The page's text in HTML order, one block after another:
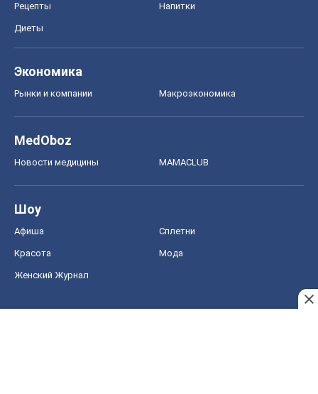
Рецепты Напитки
Диеты
Экономика
Рынки и компании Mакроэкономика
MedOboz
Новости медицины MAMACLUB
Шоу
Афиша Сплетни
Красота Мода
Женский Журнал